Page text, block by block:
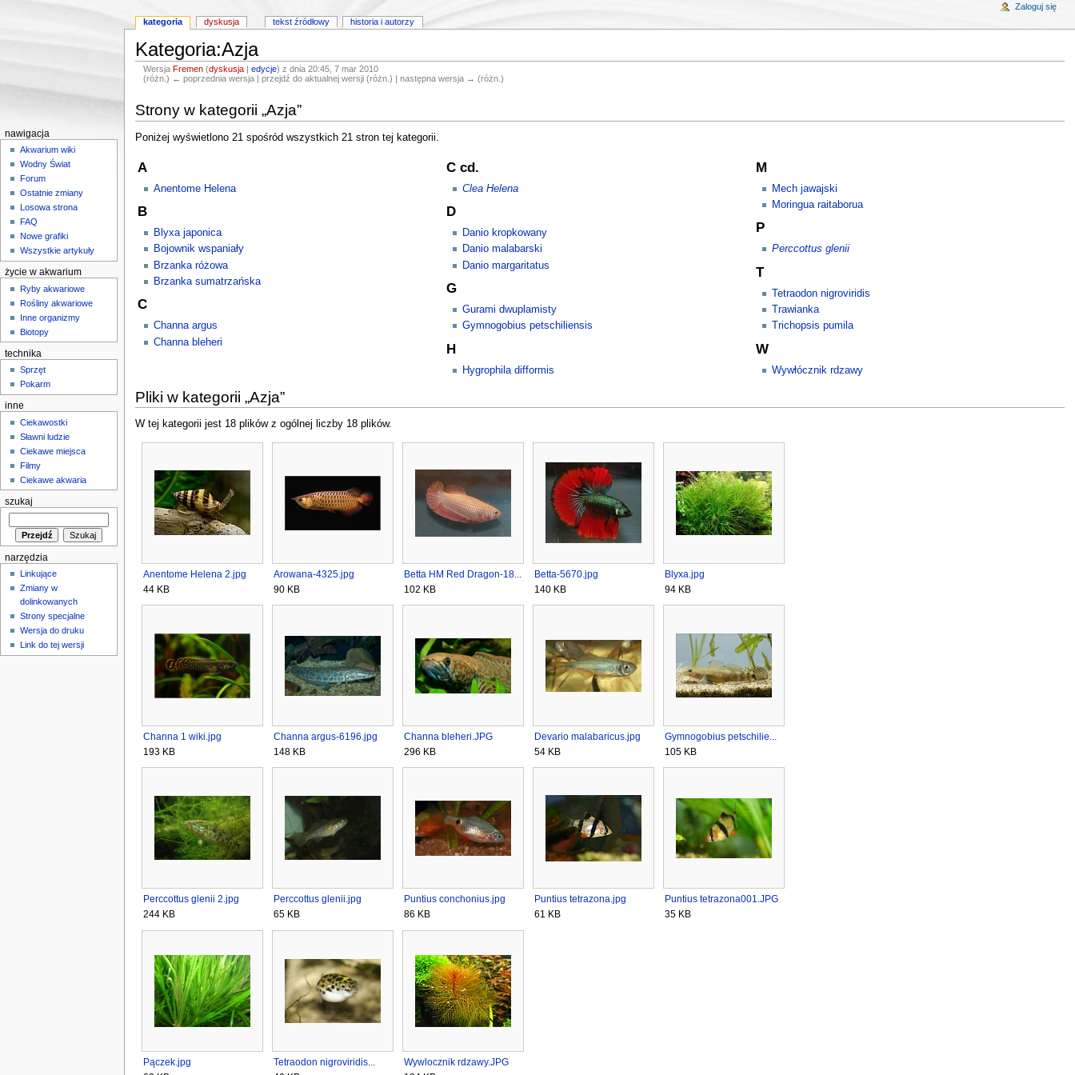
Kategoria:Azja
WersjaFremen (dyskusja |edycje) z dnia 20:45, 7 mar 2010
(różn.) ← poprzednia wersja | przejdź do aktualnej wersji (różn.) | następna wersja → (różn.)
Strony w kategorii „Azja”
Poniżej wyświetlono 21 spośród wszystkich 21 stron tej kategorii.
A
Anentome Helena
B
Blyxa japonica
Bojownik wspaniały
Brzanka różowa
Brzanka sumatrzańska
C
Channa argus
Channa bleheri
C cd.
Clea Helena
D
Danio kropkowany
Danio malabarski
Danio margaritatus
G
Gurami dwuplamisty
Gymnogobius petschiliensis
H
Hygrophila difformis
M
Mech jawajski
Moringua raitaborua
P
Perccottus glenii
T
Tetraodon nigroviridis
Trawianka
Trichopsis pumila
W
Wywłócznik rdzawy
Pliki w kategorii „Azja”
W tej kategorii jest 18 plików z ogólnej liczby 18 plików.
Anentome Helena 2.jpg
44 KB
Arowana-4325.jpg
90 KB
Betta HM Red Dragon-18...
102 KB
Betta-5670.jpg
140 KB
Blyxa.jpg
94 KB
Channa 1 wiki.jpg
193 KB
Channa argus-6196.jpg
148 KB
Channa bleheri.JPG
296 KB
Devario malabaricus.jpg
54 KB
Gymnogobius petschilie...
105 KB
Perccottus glenii 2.jpg
244 KB
Perccottus glenii.jpg
65 KB
Puntius conchonius.jpg
86 KB
Puntius tetrazona.jpg
61 KB
Puntius tetrazona001.JPG
35 KB
Pączek.jpg
Tetraodon nigroviridis...
Wywlocznik rdzawy.JPG
kategoria dyskusja tekst źródłowy historia i autorzy
Zaloguj się
nawigacja
Akwarium wiki
Wodny Świat
Forum
Ostatnie zmiany
Losowa strona
FAQ
Nowe grafiki
Wszystkie artykuły
życie w akwarium
Ryby akwariowe
Rośliny akwariowe
Inne organizmy
Biotopy
technika
Sprzęt
Pokarm
inne
Ciekawostki
Sławni ludzie
Ciekawe miejsca
Filmy
Ciekawe akwaria
szukaj
narzędzia
Linkujące
Zmiany w
dolinkowanych
Strony specjalne
Wersja do druku
Link do tej wersji